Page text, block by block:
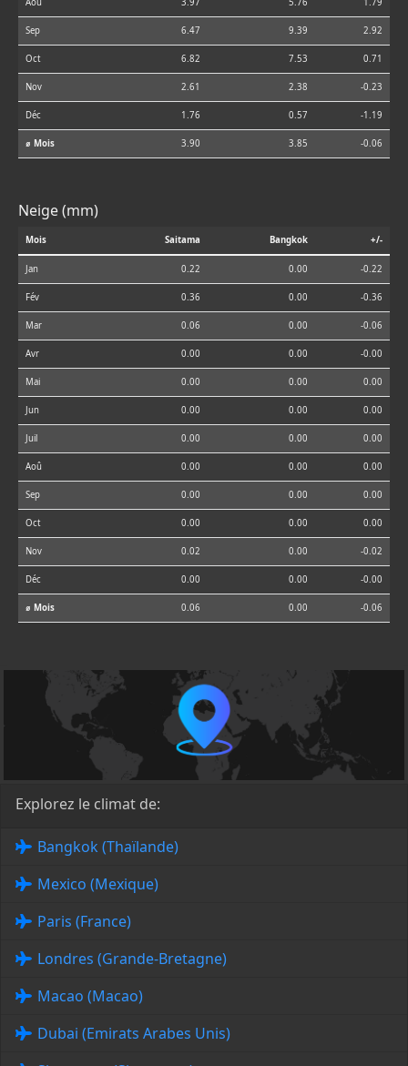
Aoû 3.97 5.76 1.79
Sep 6.47 9.39 2.92
Oct 6.82 7.53 0.71
Nov 2.61 2.38 -0.23
Déc 1.76 0.57 -1.19
⌀ Mois 3.90 3.85 -0.06
Neige (mm)
Mois Saitama Bangkok +/-
Jan 0.22 0.00 -0.22
Fév 0.36 0.00 -0.36
Mar 0.06 0.00 -0.06
Avr 0.00 0.00 -0.00
Mai 0.00 0.00 0.00
Jun 0.00 0.00 0.00
Juil 0.00 0.00 0.00
Aoû 0.00 0.00 0.00
Sep 0.00 0.00 0.00
Oct 0.00 0.00 0.00
Nov 0.02 0.00 -0.02
Déc 0.00 0.00 -0.00
⌀ Mois 0.06 0.00 -0.06
Explorez le climat de:
Bangkok (Thaïlande)
Mexico (Mexique)
Paris (France)
Londres (Grande-Bretagne)
Macao (Macao)
Dubai (Emirats Arabes Unis)